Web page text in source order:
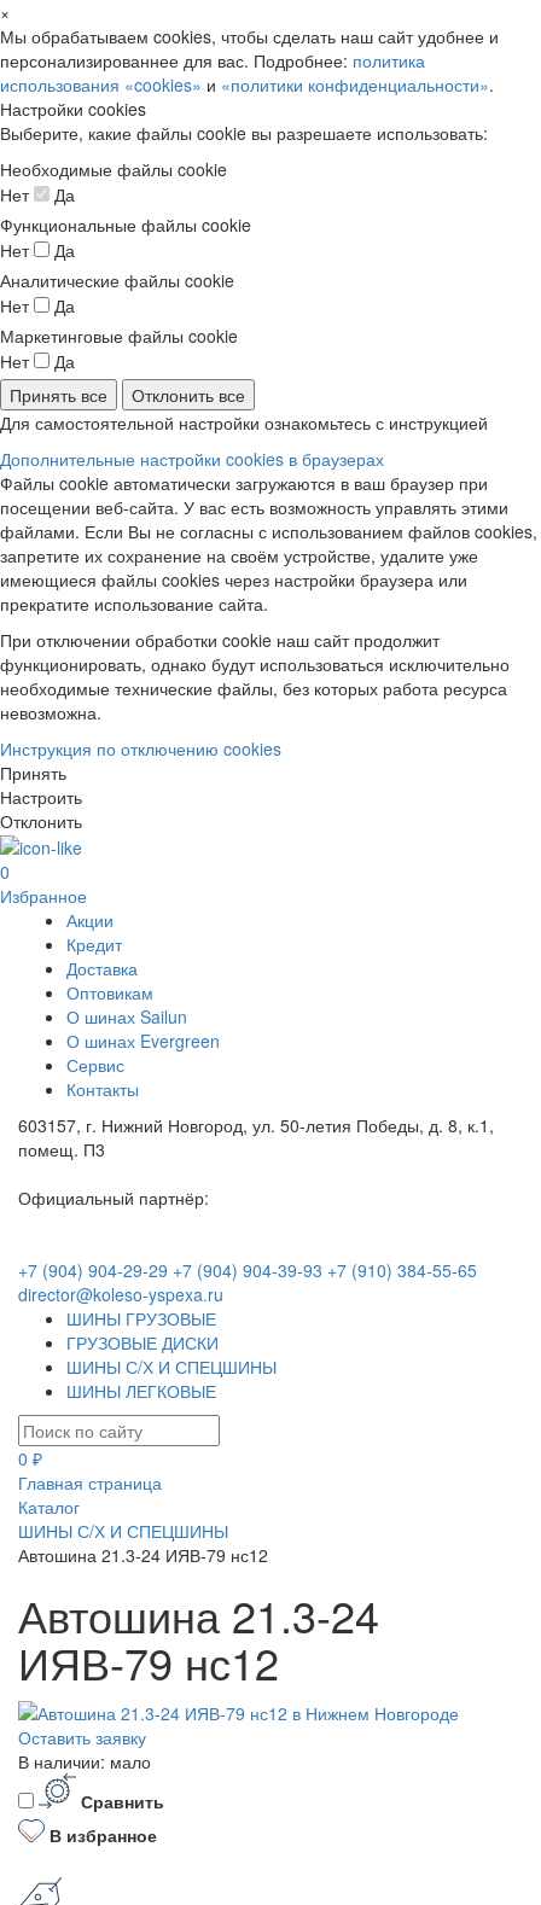
×
Мы обрабатываем cookies, чтобы сделать наш сайт удобнее и
персонализированнее для вас. Подробнее: политика
использования «cookies» и «политики конфиденциальности».
Настройки cookies
Выберите, какие файлы cookie вы разрешаете использовать:
Необходимые файлы cookie
Нет
Да
Функциональные файлы cookie
Нет
Да
Аналитические файлы cookie
Нет
Да
Маркетинговые файлы cookie
Нет
Да
Принять все
Отклонить все
Для самостоятельной настройки ознакомьтесь с инструкцией
Дополнительные настройки cookies в браузерах
Файлы cookie автоматически загружаются в ваш браузер при
посещении веб-сайта. У вас есть возможность управлять этими
файлами. Если Вы не согласны с использованием файлов cookies,
запретите их сохранение на своём устройстве, удалите уже
имеющиеся файлы cookies через настройки браузера или
прекратите использование сайта.
При отключении обработки cookie наш сайт продолжит
функционировать, однако будут использоваться исключительно
необходимые технические файлы, без которых работа ресурса
невозможна.
Инструкция по отключению cookies
Принять
Настроить
Отклонить
0
Избранное
Акции
Кредит
Доставка
Оптовикам
О шинах Sailun
О шинах Evergreen
Сервис
Контакты
603157, г. Нижний Новгород, ул. 50-летия Победы, д. 8, к.1,
помещ. П3
Официальный партнёр:
+7 (904) 904-29-29 +7 (904) 904-39-93 +7 (910) 384-55-65
director@koleso-yspexa.ru
ШИНЫ ГРУЗОВЫЕ
ГРУЗОВЫЕ ДИСКИ
ШИНЫ С/Х И СПЕЦШИНЫ
ШИНЫ ЛЕГКОВЫЕ
0 ₽
Главная страница
Каталог
ШИНЫ С/Х И СПЕЦШИНЫ
Автошина 21.3-24 ИЯВ-79 нс12
Автошина 21.3-24
ИЯВ-79 нс12
Оставить заявку
В наличии: мало
Сравнить
В избранное